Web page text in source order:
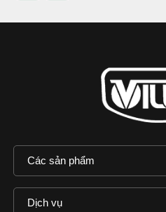
Các sản phẩm
Dịch vụ